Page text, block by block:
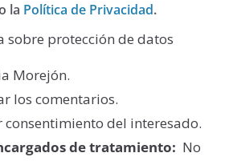
la Política de Privacidad.
sobre protección de datos
Morejón.
los comentarios.
consentimiento del interesado.
de tratamiento: No